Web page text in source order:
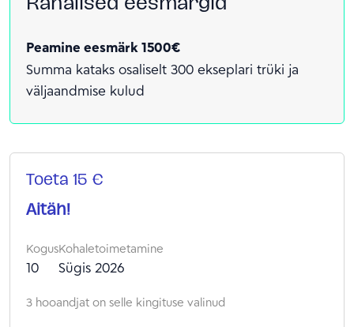
Peamine eesmärk 1500€
Summa kataks osaliselt 300 ekseplari trüki ja
väljaandmise kulud
poolteist aastat hiljem pakuti mulle võimalust
See oli minu jaoks väga suur samm edasi. Mulle
meeldib maalida eelkõige merd, liblikaid, lilli,
naise ilu ja võlu, päikest. Minu käe all on maalitud
ka minu esimene raamat „Hinge Päike“, kus läbi
Toeta 15 €
Aitäh!
Kogus
10
Kohaletoimetamine
Sügis 2026
3 hooandjat on selle kingituse valinud